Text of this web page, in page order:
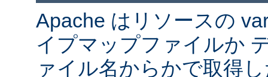
Apache はリソースの
イプマップファイルか
ァイル名からかで取得